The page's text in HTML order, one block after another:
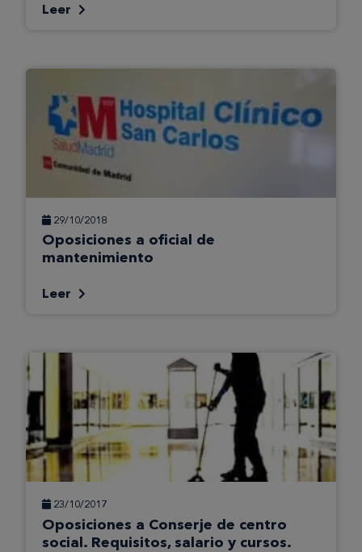
Leer
29/10/2018
Oposiciones a oficial de
mantenimiento
Leer
23/10/2017
Oposiciones a Conserje de centro
social. Requisitos, salario y cursos.